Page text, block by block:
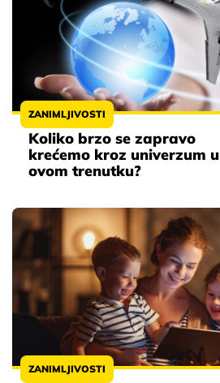
ZANIMLJIVOSTI
Koliko brzo se zapravo
krećemo kroz univerzum u
ovom trenutku?
ZANIMLJIVOSTI